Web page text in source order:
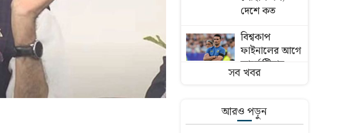
দেশে কত
বিশ্বকাপ
ফাইনালের আগে
আর্জেন্টিনার
ড্রেসিংরুমে কী
তিন বিভাগে
সব খবর
আরও পড়ুন